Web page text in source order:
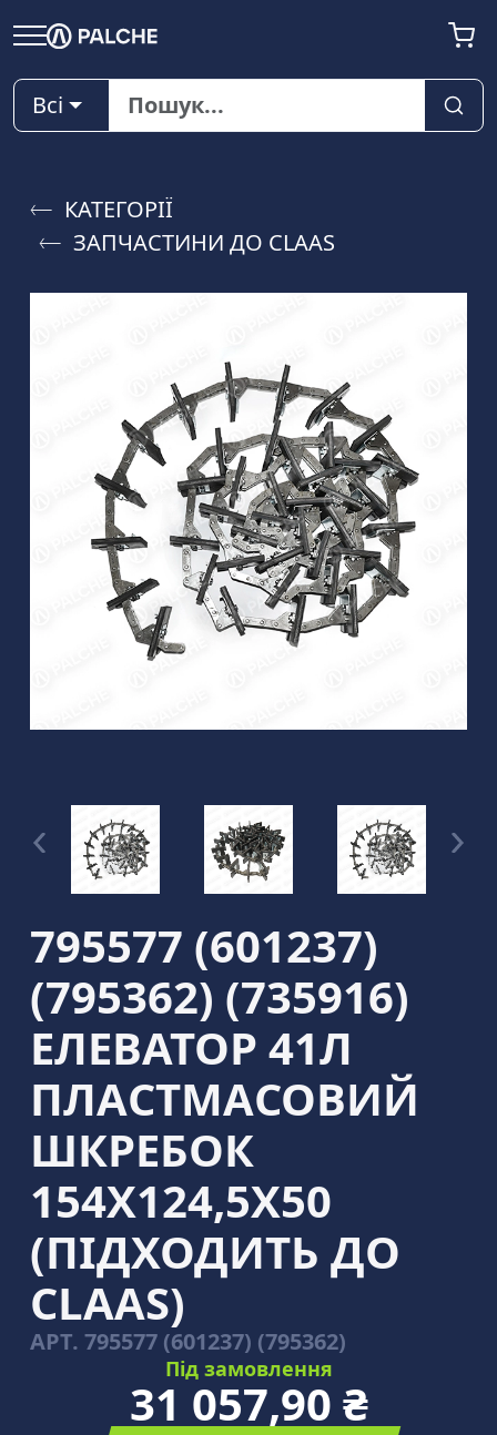
Всі
КАТЕГОРІЇ
ЗАПЧАСТИНИ ДО CLAAS
795577 (601237)
(795362) (735916)
ЕЛЕВАТОР 41Л
ПЛАСТМАСОВИЙ
ШКРЕБОК
154Х124,5Х50
(ПІДХОДИТЬ ДО
CLAAS)
АРТ. 795577 (601237) (795362)
Під замовлення
31 057,90 ₴